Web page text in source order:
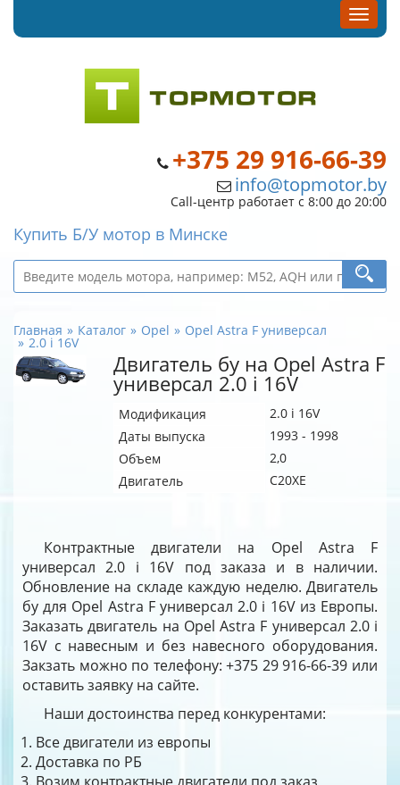
+375 29 916-66-39
info@topmotor.by
Call-центр работает с 8:00 до 20:00
Купить Б/У мотор в Минске
Главная Каталог Opel Opel Astra F универсал
2.0 i 16V
Двигатель бу на Opel Astra F
универсал 2.0 i 16V
Модификация
2.0 i 16V
Даты выпуска
1993 - 1998
Объем
2,0
Двигатель
C20XE
Контрактные двигатели на Opel Astra F
универсал 2.0 i 16V под заказа и в наличии.
Обновление на складе каждую неделю. Двигатель
бу для Opel Astra F универсал 2.0 i 16V из Европы.
Заказать двигатель на Opel Astra F универсал 2.0 i
16V с навесным и без навесного оборудования.
Закзать можно по телефону: +375 29 916-66-39 или
оставить заявку на сайте.
Наши достоинства перед конкурентами:
Все двигатели из европы
Доставка по РБ